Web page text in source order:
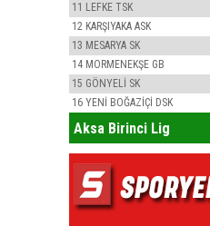
11 LEFKE TSK
12 KARŞIYAKA ASK
13 MESARYA SK
14 MORMENEKŞE GB
15 GÖNYELİ SK
16 YENİ BOĞAZİÇİ DSK
Aksa Birinci Lig